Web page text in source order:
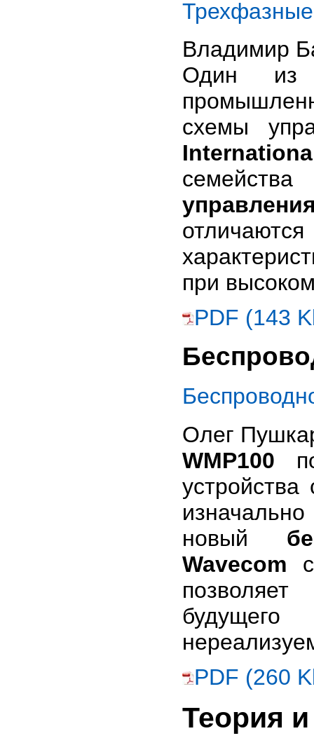
Владимир
Один из
схемы
при
PDF (143
Олег
WMP100
новый
Wavecom
PDF (260
Теория